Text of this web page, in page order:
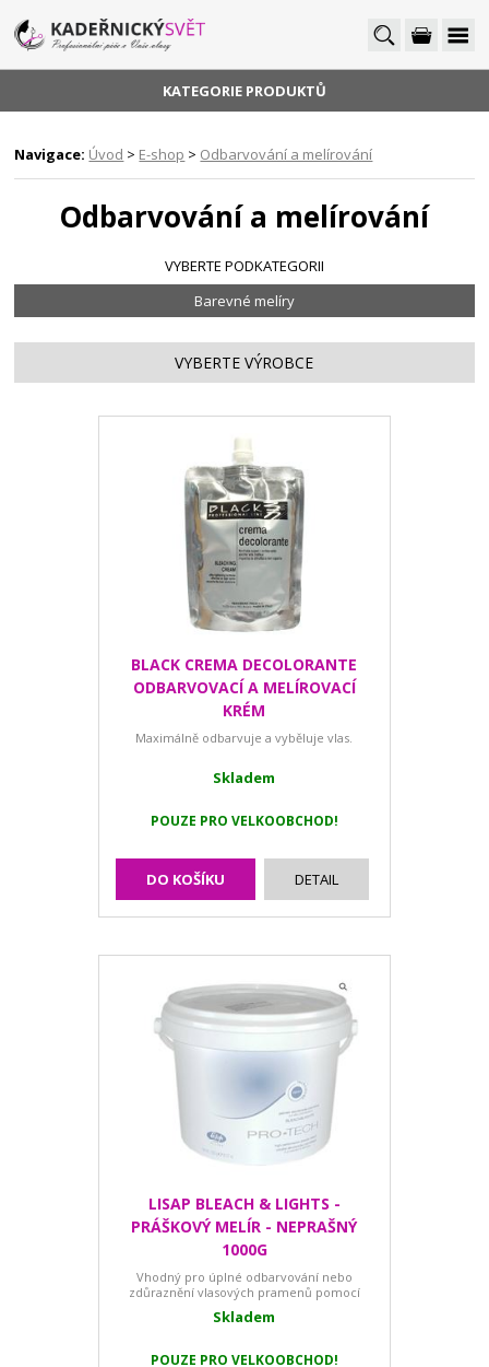
KATEGORIE PRODUKTŮ
Navigace: Úvod > E-shop > Odbarvování a melírování
Odbarvování a melírování
VYBERTE PODKATEGORII
Barevné melíry
VYBERTE VÝROBCE
BLACK CREMA DECOLORANTE
ODBARVOVACÍ A MELÍROVACÍ
KRÉM
Maximálně odbarvuje a vyběluje vlas.
Skladem
POUZE PRO VELKOOBCHOD!
DO KOŠÍKU DETAIL
LISAP BLEACH & LIGHTS -
PRÁŠKOVÝ MELÍR - NEPRAŠNÝ
1000G
Vhodný pro úplné odbarvování nebo
zdůraznění vlasových pramenů pomocí
alobalu nebo termofolií
Skladem
POUZE PRO VELKOOBCHOD!